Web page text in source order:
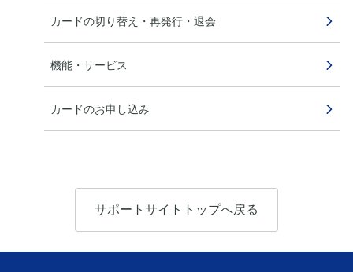
カードの切り替え・再発行・退会
機能・サービス
カードのお申し込み
サポートサイトトップへ戻る